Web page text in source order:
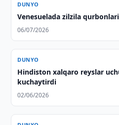
DUNYO
Venesuelada zilzila
06/07/2026
DUNYO
Hindiston xalqaro reyslar
kuchaytirdi
02/06/2026